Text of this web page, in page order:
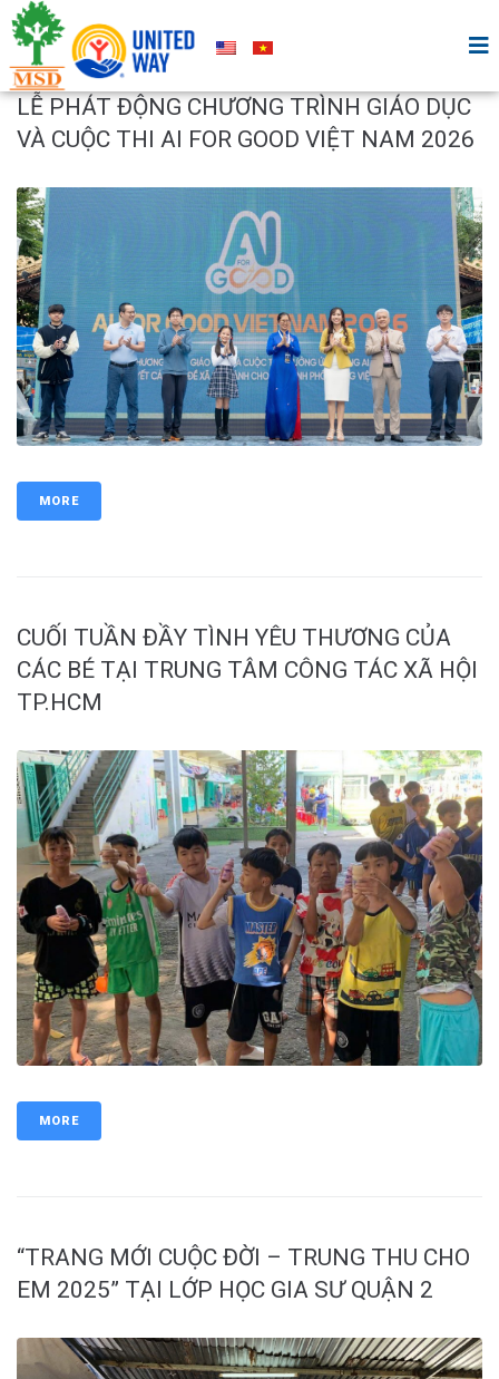
LỄ PHÁT ĐỘNG CHƯƠNG TRÌNH GIÁO DỤC
VÀ CUỘC THI AI FOR GOOD VIỆT NAM 2026
MORE
CUỐI TUẦN ĐẦY TÌNH YÊU THƯƠNG CỦA
CÁC BÉ TẠI TRUNG TÂM CÔNG TÁC XÃ HỘI
TP.HCM
MORE
“TRANG MỚI CUỘC ĐỜI – TRUNG THU CHO
EM 2025” TẠI LỚP HỌC GIA SƯ QUẬN 2